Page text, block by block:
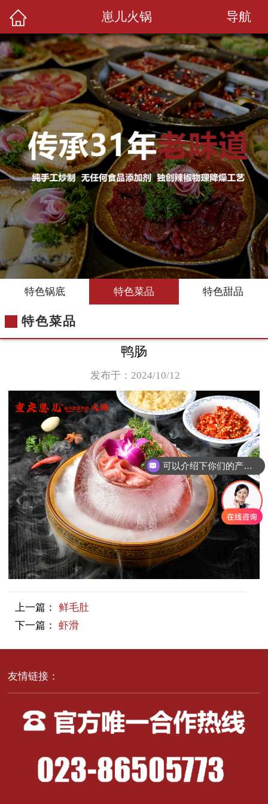
导航
崽儿火锅
特色锅底 特色菜品 特色甜品
特色菜品
鸭肠
发布于：2024/10/12
上一篇：
鲜毛肚
下一篇：
虾滑
友情链接：
可以介绍下你们的产品么